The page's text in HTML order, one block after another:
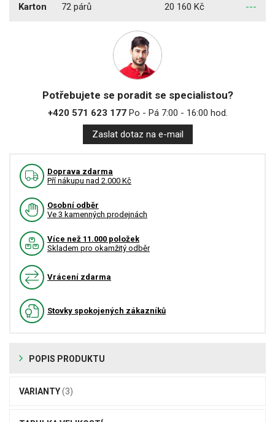
Karton
72 párů 20 160 Kč ---
Potřebujete se poradit se specialistou?
+420 571 623 177Po - Pá 7:00 - 16:00 hod.
Zaslat dotaz na e-mail
Doprava zdarma
Pří nákupu nad 2.000 Kč
Osobní odběr
Ve 3 kamenných prodejnách
Více než 11.000 položek
Skladem pro okamžitý odběr
Vrácení zdarma
Stovky spokojených zákazníků
POPIS PRODUKTU
VARIANTY(3)